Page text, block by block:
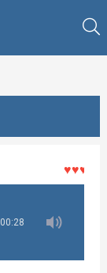
♥♥♥着メ
00:28